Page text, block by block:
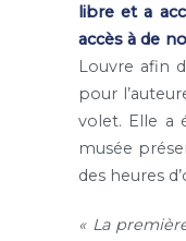
libre et a
accès à de
Louvre afin
pour
volet. Elle a
musée
des heures
« La